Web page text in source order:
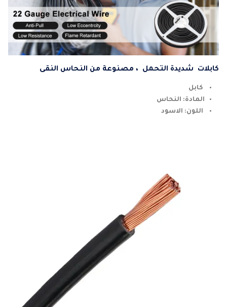
كابلات شديدة التحمل ، مصنوعة من النحاس النقى
كابل
المادة: النحاس
اللون: الاسود